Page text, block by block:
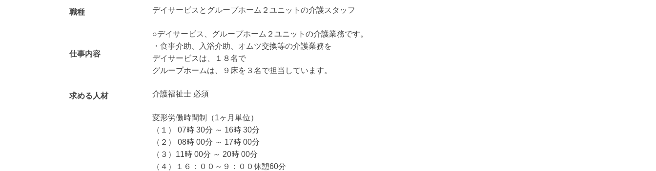
職種 デイサービスとグループホーム２ユニットの介護スタッフ
仕事内容
○デイサービス、グループホーム２ユニットの介護業務です。
・食事介助、入浴介助、オムツ交換等の介護業務を
デイサービスは、１８名で
グループホームは、９床を３名で担当しています。
求める人材 介護福祉士 必須
変形労働時間制（1ヶ月単位）
（１） 07時 30分 ～ 16時 30分
（２） 08時 00分 ～ 17時 00分
（３）11時 00分 ～ 20時 00分
（４）１６：００～９：００休憩60分